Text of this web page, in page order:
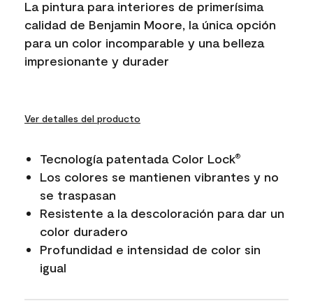
link.
La pintura para interiores de primerísima
calidad de Benjamin Moore, la única opción
para un color incomparable y una belleza
impresionante y durader
Ver detalles del producto
Tecnología patentada Color Lock®
Los colores se mantienen vibrantes y no
se traspasan
Resistente a la descoloración para dar un
color duradero
Profundidad e intensidad de color sin
igual